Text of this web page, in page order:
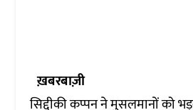
ख़बरबाज़ी
सिद्दीकी कप्पन ने मुसलमानों को